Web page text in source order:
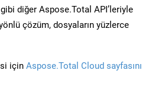
diğer Aspose.Total API’leriyle
çözüm, dosyaların yüzlerce
için Aspose.Total Cloud sayfasını